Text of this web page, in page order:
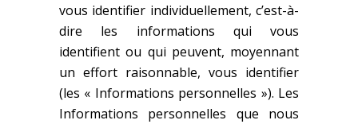
vous identifier individuellement, c’est-à-
dire les informations qui vous
identifient ou qui peuvent, moyennant
un effort raisonnable, vous identifier
(les « Informations personnelles »). Les
Informations personnelles que nous